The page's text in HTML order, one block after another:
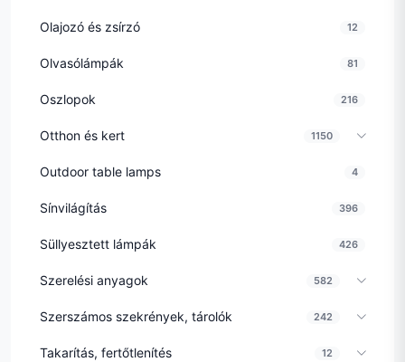
Olajozó és zsírzó 12
Olvasólámpák 81
Oszlopok 216
Otthon és kert 1150
Outdoor table lamps 4
Sínvilágítás 396
Süllyesztett lámpák 426
Szerelési anyagok 582
Szerszámos szekrények, tárolók 242
Takarítás, fertőtlenítés 12